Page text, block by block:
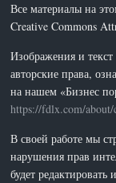
Все материалы на
Creative Commons
Изображения и
авторские права,
на нашем «Бизнес
https://fdlx.com/
В своей работе мы
нарушения прав
будет